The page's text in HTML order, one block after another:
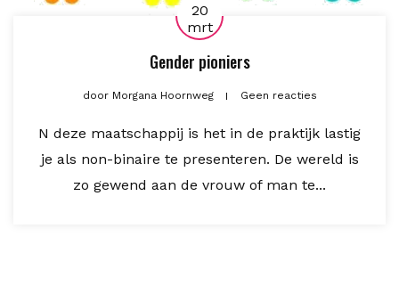
20
mrt
Gender pioniers
doorMorgana Hoornweg Geen reacties
N deze maatschappij is het in de praktijk lastig
je als non-binaire te presenteren. De wereld is
zo gewend aan de vrouw of man te...